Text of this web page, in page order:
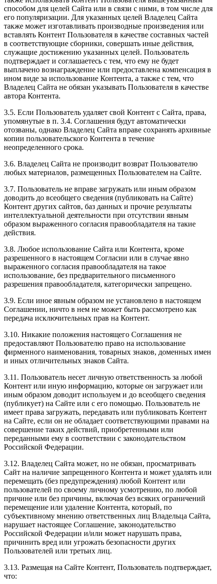
способом для целей Сайта или в связи с ними, в том числе для
его популяризации. Для указанных целей Владелец Сайта
также может изготавливать производные произведения или
вставлять Контент Пользователя в качестве составных частей
в соответствующие сборники, совершать иные действия,
служащие достижению указанных целей. Пользователь
подтверждает и соглашаетесь с тем, что ему не будет
выплачено вознаграждение или предоставлена компенсация в
ином виде за использование Контента, а также с тем, что
Владелец Сайта не обязан указывать Пользователя в качестве
автора Контента.
3.5. Если Пользователь удаляет свой Контент с Сайта, права,
упомянутые в п. 3.4. Соглашения будут автоматически
отозваны, однако Владелец Сайта вправе сохранять архивные
копии пользовательского Контента в течение
неопределенного срока.
3.6. Владелец Сайта не производит возврат Пользователю
любых материалов, размещенных Пользователем на Сайте.
3.7. Пользователь не вправе загружать или иным образом
доводить до всеобщего сведения (публиковать на Сайте)
Контент других сайтов, баз данных и прочие результаты
интеллектуальной деятельности при отсутствии явным
образом выраженного согласия правообладателя на такие
действия.
3.8. Любое использование Сайта или Контента, кроме
разрешенного в настоящем Согласии или в случае явно
выраженного согласия правообладателя на такое
использование, без предварительного письменного
разрешения правообладателя, категорически запрещено.
3.9. Если иное явным образом не установлено в настоящем
Соглашении, ничто в нем не может быть рассмотрено как
передача исключительных прав на Контент.
3.10. Никакие положения настоящего Соглашения не
предоставляют Пользователю право на использование
фирменного наименования, товарных знаков, доменных имен
и иных отличительных знаков Сайта.
3.11. Пользователь несет личную ответственность за любой
Контент или иную информацию, которые он загружает или
иным образом доводит используем и до всеобщего сведения
(публикует) на Сайте или с его помощью. Пользователь не
имеет права загружать, передавать или публиковать Контент
на Сайте, если он не обладает соответствующими правами на
совершение таких действий, приобретенными или
переданными ему в соответствии с законодательством
Российской Федерации.
3.12. Владелец Сайта может, но не обязан, просматривать
Сайт на наличие запрещенного Контента и может удалять или
перемещать (без предупреждения) любой Контент или
пользователей по своему личному усмотрению, по любой
причине или без причины, включая без всяких ограничений
перемещение или удаление Контента, который, по
субъективному мнению ответственных лиц Владельца Сайта,
нарушает настоящее Соглашение, законодательство
Российской Федерации и/или может нарушать права,
причинить вред или угрожать безопасности других
Пользователей или третьих лиц.
3.13. Размещая на Сайте Контент, Пользователь подтверждает,
что: